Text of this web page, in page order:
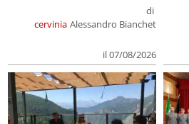
cervinia
di
Alessandro Bianchet
il 07/08/2026